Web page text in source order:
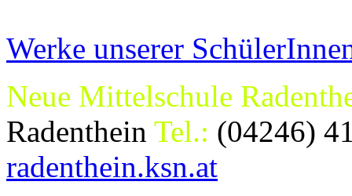
Werke unserer
Neue Mittelschule
Radenthein Tel.: (04246)
radenthein.ksn.at